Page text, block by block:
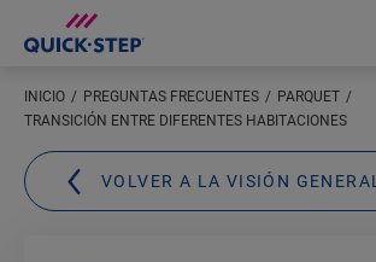
INICIO PREGUNTAS FRECUENTES
PARQUET
TRANSICIÓN ENTRE DIFERENTES HABITACIONES
VOLVER A LA VISIÓN GENERAL